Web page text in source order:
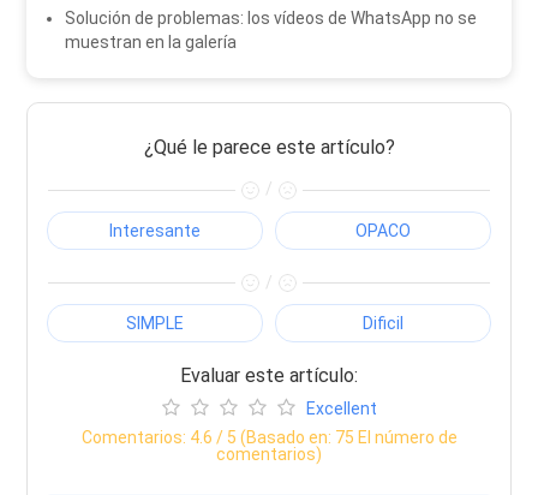
Solución de problemas: los vídeos de WhatsApp no ​​se
muestran en la galería
¿Qué le parece este artículo?
/
Interesante OPACO
/
SIMPLE Dificil
Evaluar este artículo:
Excellent
Comentarios: 4.6 / 5 (Basado en: 75 El número de
comentarios)